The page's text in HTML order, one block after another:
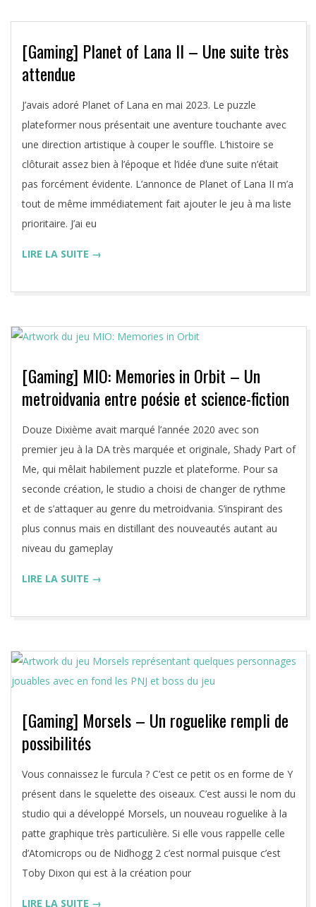
[Gaming] Planet of Lana II – Une suite très
attendue
2026-
03-
04
J’avais adoré Planet of Lana en mai 2023. Le puzzle
plateformer nous présentait une aventure touchante avec
une direction artistique à couper le souffle. L’histoire se
clôturait assez bien à l’époque et l’idée d’une suite n’était
pas forcément évidente. L’annonce de Planet of Lana II m’a
tout de même immédiatement fait ajouter le jeu à ma liste
prioritaire. J’ai eu
LIRE LA SUITE →
[Gaming] MIO: Memories in Orbit – Un
metroidvania entre poésie et science-fiction
2026-
01-
19
Douze Dixième avait marqué l’année 2020 avec son
premier jeu à la DA très marquée et originale, Shady Part of
Me, qui mêlait habilement puzzle et plateforme. Pour sa
seconde création, le studio a choisi de changer de rythme
et de s’attaquer au genre du metroidvania. S’inspirant des
plus connus mais en distillant des nouveautés autant au
niveau du gameplay
LIRE LA SUITE →
[Gaming] Morsels – Un roguelike rempli de
possibilités
2025-
11-
18
Vous connaissez le furcula ? C’est ce petit os en forme de Y
présent dans le squelette des oiseaux. C’est aussi le nom du
studio qui a développé Morsels, un nouveau roguelike à la
patte graphique très particulière. Si elle vous rappelle celle
d’Atomicrops ou de Nidhogg 2 c’est normal puisque c’est
Toby Dixon qui est à la création pour
LIRE LA SUITE →